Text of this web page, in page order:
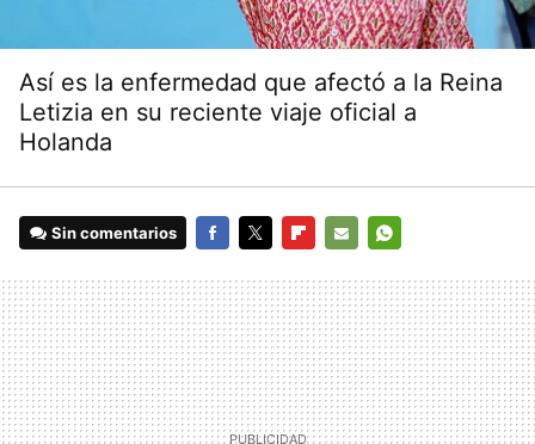
Así es la enfermedad que afectó a la Reina
Letizia en su reciente viaje oficial a
Holanda
Sin comentarios
MAIL